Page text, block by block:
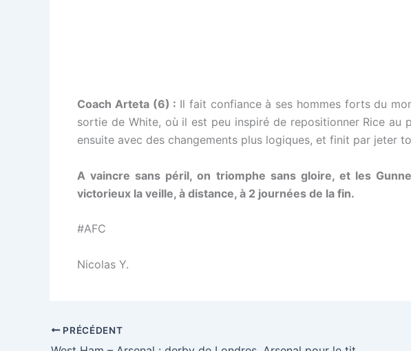
Coach Arteta (6) : Il fait confiance à ses hommes forts du
sortie de White, où il est peu inspiré de repositionner Rice
ensuite avec des changements plus logiques, et finit par jeter
A vaincre sans péril, on triomphe sans gloire, et les
victorieux la veille, à distance, à 2 journées de la fin.
#AFC
Nicolas Y.
PRÉCÉDENT